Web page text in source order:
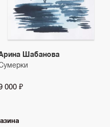
Шабанова
000 ₽